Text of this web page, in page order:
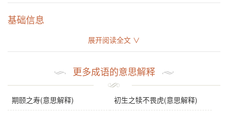
基础信息
瞬息之閒
感情 瞬息之间是中性词。
展开阅读全文 ∨
更多成语的意思解释
期颐之寿(意思解释) 初生之犊不畏虎(意思解释)